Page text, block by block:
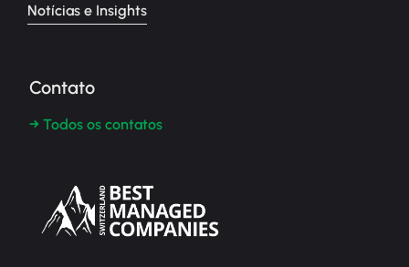
Notícias e Insights
Contato
→ Todos os contatos